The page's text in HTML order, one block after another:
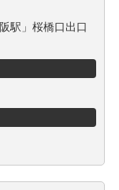
駅」桜橋口出口